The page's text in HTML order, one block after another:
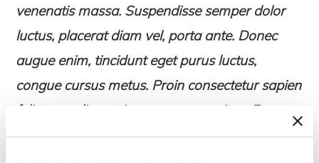
venenatis massa. Suspendisse semper dolor
luctus, placerat diam vel, porta ante. Donec
augue enim, tincidunt eget purus luctus,
congue cursus metus. Proin consectetur sapien
felis, non aliquet risus accumsan vitae. Fusce
laoreet hendrerit ipsum in posuere. Vestibulum
dolor dolor, ultrices ut magna sit amet, cursus